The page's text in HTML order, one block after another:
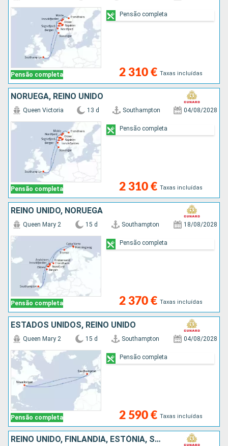
Pensão completa 2 310 € Taxas incluídas
Pensão completa
NORUEGA, REINO UNIDO
Pensão completa
Queen Victoria 13 d Southampton 04/08/2028
2 310 € Taxas incluídas
Pensão completa
REINO UNIDO, NORUEGA
Pensão completa
Queen Mary 2 15 d Southampton 18/08/2028
2 370 € Taxas incluídas
Pensão completa
ESTADOS UNIDOS, REINO UNIDO
Pensão completa
Queen Mary 2 15 d Southampton 04/08/2028
2 590 € Taxas incluídas
Pensão completa
REINO UNIDO, FINLÂNDIA, ESTÓNIA, SUÉCIA, DINAMARCA, ALEMANHA